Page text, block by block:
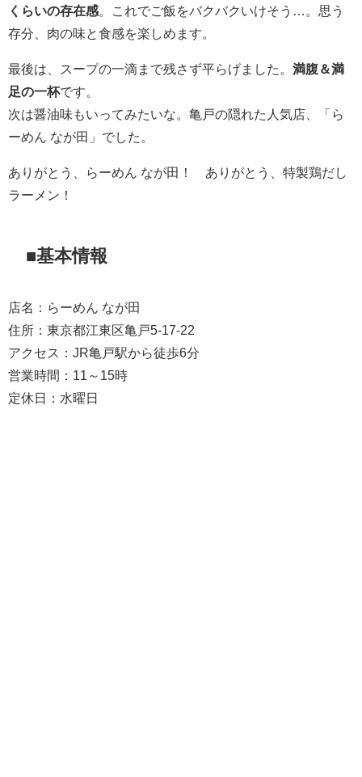
くらいの存在感 。これでご飯をバクバクいけそう…。思う
存分、肉の味と食感を楽しめます。
最後は、スープの一滴まで残さず平らげました。 満腹＆満
足の一杯です。
次は醤油味もいってみたいな。亀戸の隠れた人気店、「ら
ーめん なが田」でした。
ありがとう、らーめん なが田！ ありがとう、特製鶏だし
ラーメン！
■基本情報
店名：らーめん なが田
住所：東京都江東区亀戸5-17-22
アクセス：JR亀戸駅から徒歩6分
営業時間：11～15時
定休日：水曜日